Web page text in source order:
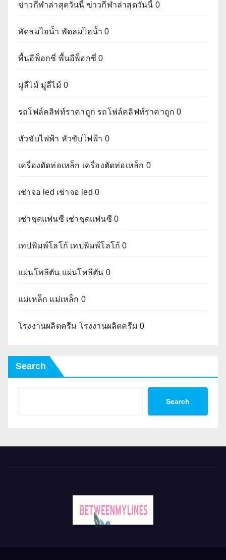
ข่าวกีฬาล่าสุดวันนี้ ข่าวกีฬาล่าสุดวันนี้ 0
พัดลมไอน้ำ พัดลมไอน้ำ 0
พื้นอีพ็อกซี่ พื้นอีพ็อกซี่ 0
มู่ลี่ไม้ มู่ลี่ไม้ 0
รถโฟล์คลิฟท์ราคาถูก รถโฟล์คลิฟท์ราคาถูก 0
หัวขับไฟฟ้า หัวขับไฟฟ้า 0
เครื่องตัดท่อเหล็ก เครื่องตัดท่อเหล็ก 0
เช่าจอ led เช่าจอ led 0
เช่าชุดแฟนซี เช่าชุดแฟนซี 0
เทปพิมพ์โลโก้ เทปพิมพ์โลโก้ 0
แผ่นโพลีตัน แผ่นโพลีตัน 0
แม่เหล็ก แม่เหล็ก 0
โรงงานผลิตครีม โรงงานผลิตครีม 0
Search
Search